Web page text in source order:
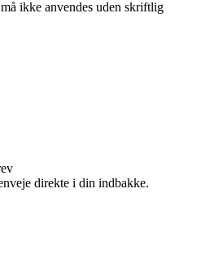
ikke anvendes uden skriftlig
direkte i din indbakke.